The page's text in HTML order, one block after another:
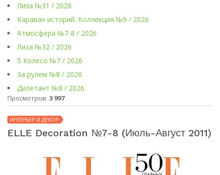
Лиза №31 / 2026
Караван историй. Коллекция №9 / 2026
Атмосфера №7-8 / 2026
Лиза №32 / 2026
5 Колесо №7 / 2026
За рулем №8 / 2026
Дилетант №8 / 2026
Просмотров: 3 997
ИНТЕРЬЕР И ДЕКОР
ELLE Decoration №7-8 (июль-Август 2011)